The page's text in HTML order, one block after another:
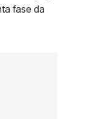
fase da